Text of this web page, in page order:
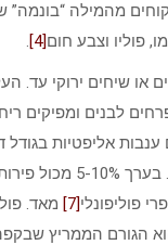
מהמילה
פוליו וצבע חום[4]
.
או שיחים ירוקי עד.
לבנים ומפיקים
אליפטיות
כזה מכונה
פוליפונלי[7]
חנקניים, % 1-2 קפאין, שהוא